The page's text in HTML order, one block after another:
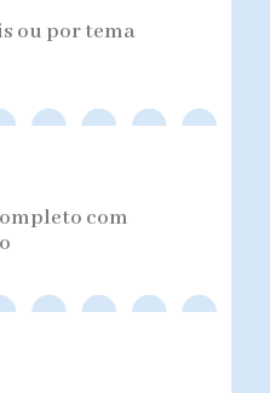
ou por tema
com